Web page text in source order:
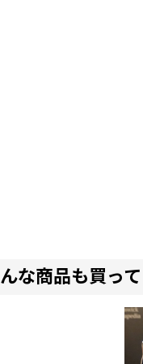
な商品も買っ